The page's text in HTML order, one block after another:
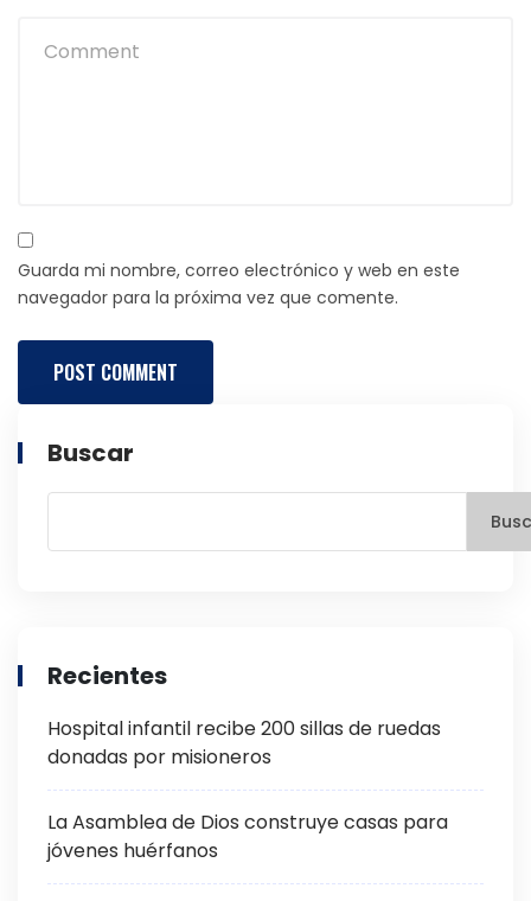
Guarda mi nombre, correo electrónico y web en este
navegador para la próxima vez que comente.
Buscar
Recientes
Hospital infantil recibe 200 sillas de ruedas
donadas por misioneros
La Asamblea de Dios construye casas para
jóvenes huérfanos